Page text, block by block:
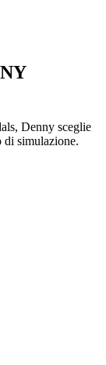
Denny sceglie
di simulazione.